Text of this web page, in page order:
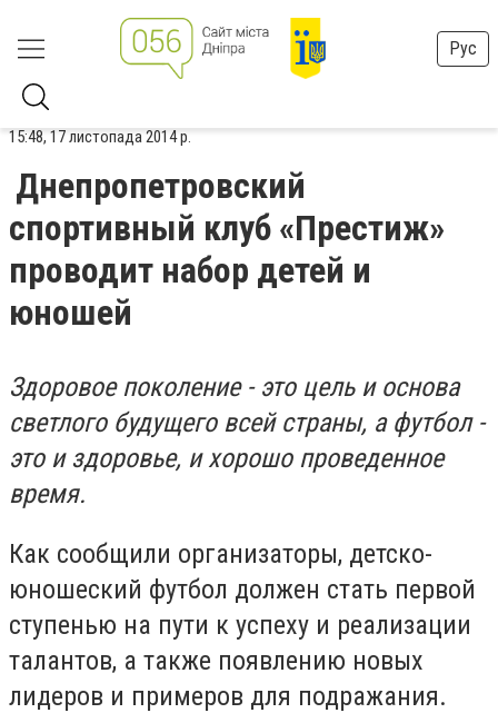
Рус
15:48, 17 листопада 2014 р.
Днепропетровский
спортивный клуб «Престиж»
проводит набор детей и
юношей
Здоровое поколение - это цель и основа
светлого будущего всей страны, а футбол -
это и здоровье, и хорошо проведенное
время.
Как сообщили организаторы, детско-
юношеский футбол должен стать первой
ступенью на пути к успеху и реализации
талантов, а также появлению новых
лидеров и примеров для подражания.